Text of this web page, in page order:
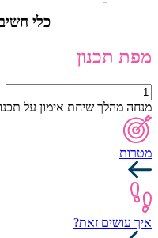
כלי
מפת תכנון
כמות
של
מפת
תכנון
מנחה מהלך שיחת אימון על
מטרות
איך עושים זאת?